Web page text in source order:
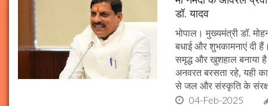
डॉ. यादव
भोपाल। मुख्यमंत्री डॉ.
बधाई और शुभकामनाएं दी
समृद्ध और खुशहाल बनाया
अनवरत बरसता रहे, यही
से जल और संस्कृति के
04-Feb-2025